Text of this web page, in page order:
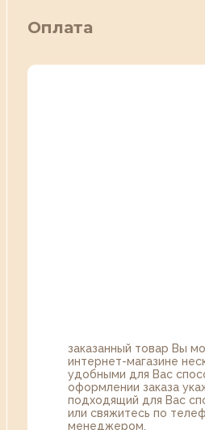
Оплата
заказанный товар Вы
интернет-магазине
удобными для Вас
оформлении заказа
подходящий для Вас
или свяжитесь по
менеджером.